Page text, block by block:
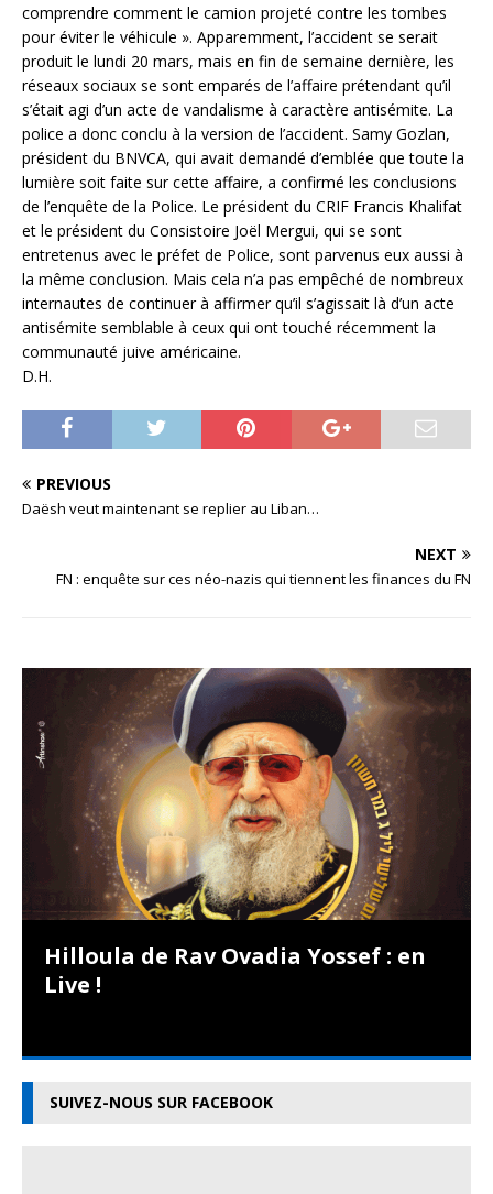
comprendre comment le camion projeté contre les tombes
pour éviter le véhicule ». Apparemment, l’accident se serait
produit le lundi 20 mars, mais en fin de semaine dernière, les
réseaux sociaux se sont emparés de l’affaire prétendant qu’il
s’était agi d’un acte de vandalisme à caractère antisémite. La
police a donc conclu à la version de l’accident. Samy Gozlan,
président du BNVCA, qui avait demandé d’emblée que toute la
lumière soit faite sur cette affaire, a confirmé les conclusions
de l’enquête de la Police. Le président du CRIF Francis Khalifat
et le président du Consistoire Joël Mergui, qui se sont
entretenus avec le préfet de Police, sont parvenus eux aussi à
la même conclusion. Mais cela n’a pas empêché de nombreux
internautes de continuer à affirmer qu’il s’agissait là d’un acte
antisémite semblable à ceux qui ont touché récemment la
communauté juive américaine.
D.H.
PREVIOUS
Daësh veut maintenant se replier au Liban…
NEXT
FN : enquête sur ces néo-nazis qui tiennent les finances du FN
Hilloula de Rav Ovadia Yossef : en
Live !
SUIVEZ-NOUS SUR FACEBOOK